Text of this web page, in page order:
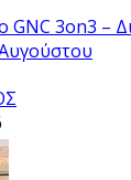
GNC 3on3 –